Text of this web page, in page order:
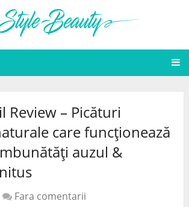
Review – Picături
care funcționează
auzul &
Fara comentarii